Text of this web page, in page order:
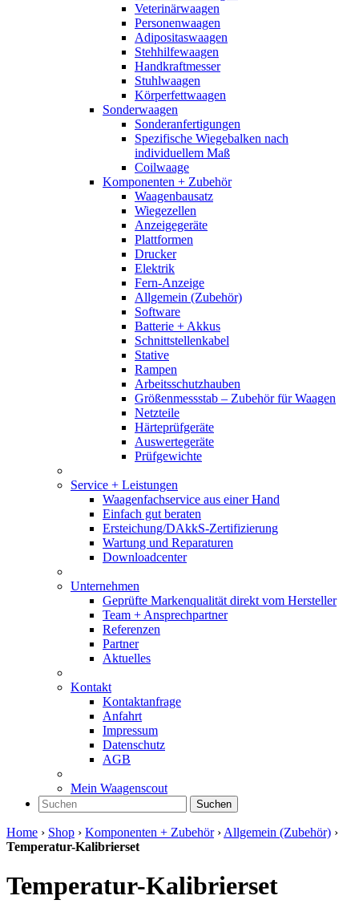
Veterinärwaagen
Personenwaagen
Adipositaswaagen
Stehhilfewaagen
Handkraftmesser
Stuhlwaagen
Körperfettwaagen
Sonderwaagen
Sonderanfertigungen
Spezifische Wiegebalken nach
individuellem Maß
Coilwaage
Komponenten + Zubehör
Waagenbausatz
Wiegezellen
Anzeigegeräte
Plattformen
Drucker
Elektrik
Fern-Anzeige
Allgemein (Zubehör)
Software
Batterie + Akkus
Schnittstellenkabel
Stative
Rampen
Arbeitsschutzhauben
Größenmessstab – Zubehör für Waagen
Netzteile
Härteprüfgeräte
Auswertegeräte
Prüfgewichte
Service + Leistungen
Waagenfachservice aus einer Hand
Einfach gut beraten
Ersteichung/DAkkS-Zertifizierung
Wartung und Reparaturen
Downloadcenter
Unternehmen
Geprüfte Markenqualität direkt vom Hersteller
Team + Ansprechpartner
Referenzen
Partner
Aktuelles
Kontakt
Kontaktanfrage
Anfahrt
Impressum
Datenschutz
AGB
Mein Waagenscout
Suchen
Home › Shop › Komponenten + Zubehör› Allgemein (Zubehör) ›
Temperatur-Kalibrierset
Temperatur-Kalibrierset